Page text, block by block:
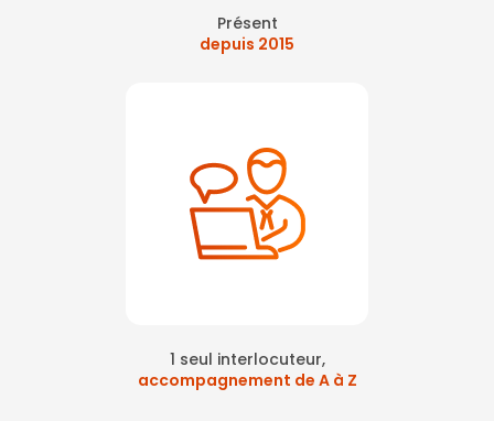
Présent
depuis 2015
1 seul interlocuteur,
accompagnement de A à Z